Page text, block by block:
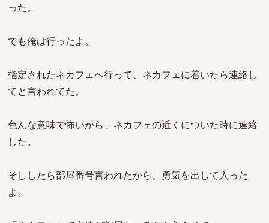
った。
でも俺は行ったよ。
指定されたネカフェへ行って、ネカフェに着いたら連絡し
てと言われてた。
色んな意味で怖いから、ネカフェの近くについた時に連絡
した。
そししたら部屋番号言われたから、勇気を出して入った
よ。